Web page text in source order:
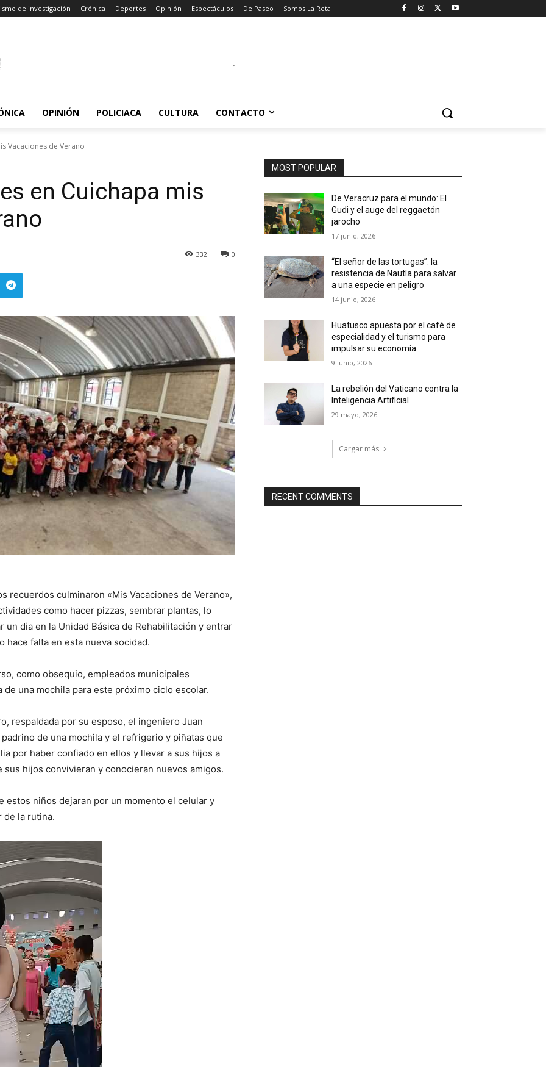
de investigación Crónica Deportes Opinión Espectáculos De Paseo Somos La Reta
.
OPINIÓN POLICIACA CULTURA CONTACTO
Vacaciones de Verano
en Cuichapa mis
0
332
recuerdos culminaron «Mis Vacaciones de Verano»,
como hacer pizzas, sembrar plantas, lo
dia en la Unidad Básica de Rehabilitación y entrar
hace falta en esta nueva socidad.
como obsequio, empleados municipales
una mochila para este próximo ciclo escolar.
respaldada por su esposo, el ingeniero Juan
de una mochila y el refrigerio y piñatas que
por haber confiado en ellos y llevar a sus hijos a
hijos convivieran y conocieran nuevos amigos.
estos niños dejaran por un momento el celular y
de la rutina.
MOST POPULAR
De Veracruz para el mundo: El
Gudi y el auge del reggaetón
jarocho
17 junio, 2026
“El señor de las tortugas”: la
resistencia de Nautla para salvar
a una especie en peligro
14 junio, 2026
Huatusco apuesta por el café de
especialidad y el turismo para
impulsar su economía
9 junio, 2026
La rebelión del Vaticano contra la
Inteligencia Artificial
29 mayo, 2026
Cargar más
RECENT COMMENTS